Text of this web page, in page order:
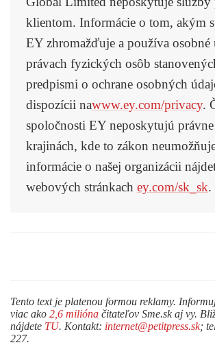
klientom. Informácie o tom, akým
EY zhromažďuje a používa osobné
právach fyzických osôb
predpismi o ochrane osobných
dispozícii nawww.ey.com/privacy.
spoločnosti EY neposkytujú
krajinách, kde to zákon
informácie o našej organizácii
webových stránkach ey.com/sk_sk.
Tento text je platenou formou reklamy.
viac ako 2,6 milióna čitateľov Sme.sk aj vy.
nájdete TU. Kontakt: internet@petitpress.sk;
227.